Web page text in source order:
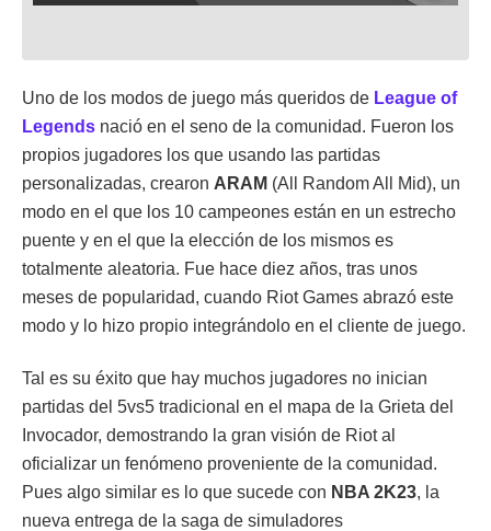
Uno de los modos de juego más queridos de League of
Legends nació en el seno de la comunidad. Fueron los
propios jugadores los que usando las partidas
personalizadas, crearon ARAM (All Random All Mid), un
modo en el que los 10 campeones están en un estrecho
puente y en el que la elección de los mismos es
totalmente aleatoria. Fue hace diez años, tras unos
meses de popularidad, cuando Riot Games abrazó este
modo y lo hizo propio integrándolo en el cliente de juego.
Tal es su éxito que hay muchos jugadores no inician
partidas del 5vs5 tradicional en el mapa de la Grieta del
Invocador, demostrando la gran visión de Riot al
oficializar un fenómeno proveniente de la comunidad.
Pues algo similar es lo que sucede con NBA 2K23, la
nueva entrega de la saga de simuladores